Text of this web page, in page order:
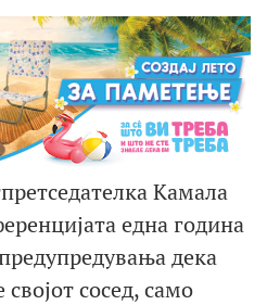
Камала
една година
дека
сосед, само